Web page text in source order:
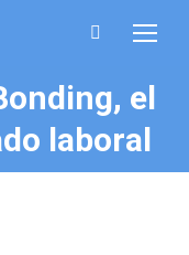
Buscar:
el
laboral